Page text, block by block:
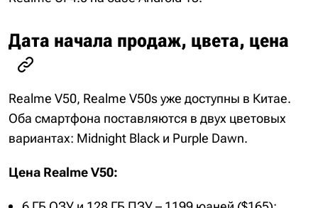
Дата начала продаж, цвета, цена
Realme V50, Realme V50s уже доступны в Китае.
Оба смартфона поставляются в двух цветовых
вариантах: Midnight Black и Purple Dawn.
Цена Realme V50: